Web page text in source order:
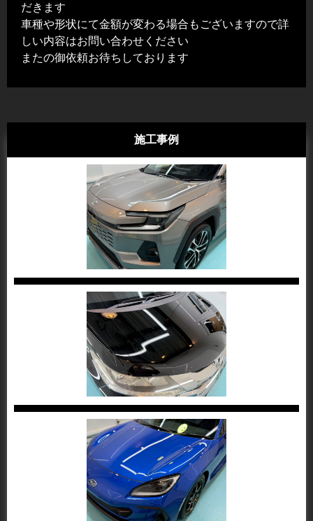
だきます
車種や形状にて金額が変わる場合もございますので詳
しい内容はお問い合わせください
またの御依頼お待ちしております
施工事例